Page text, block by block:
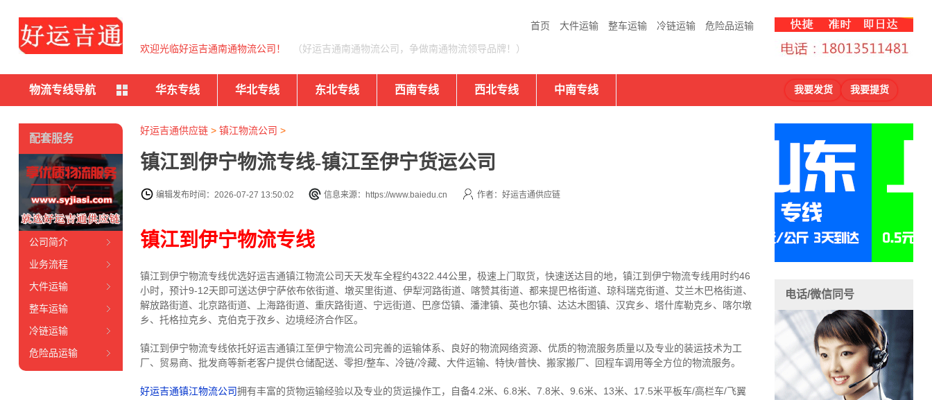
首页 大件运输 整车运输 冷链运输 危险品运输
欢迎光临好运吉通南通物流公司！ （好运吉通南通物流公司，争做南通物流领导品牌！）
物流专线导航 华东专线 华北专线 东北专线 西南专线 西北专线 中南专线 我要发货 我要提货
好运吉通供应链> 镇江物流公司 >
镇江到伊宁物流专线-镇江至伊宁货运公司
编辑发布时间：2026-07-27 13:50:02 信息来源：https://www.baiedu.cn 作者：好运吉通供应链
镇江到伊宁物流专线
镇江到伊宁物流专线优选好运吉通镇江物流公司天天发车全程约4322.44公里， 极速上门取货，快速送达目的地，镇江到伊宁物流专线用时约46
小时，预计9-12天即可送达伊宁萨依布依街道、墩买里街道、伊犁河路街道、喀赞其街道、都来提巴格街道、琼科瑞克街道、艾兰木巴格街道、
解放路街道、北京路街道、上海路街道、重庆路街道、宁远街道、巴彦岱镇、潘津镇、英也尔镇、达达木图镇、汉宾乡、塔什库勒克乡、喀尔墩
乡、托格拉克乡、克伯克于孜乡、边境经济合作区。
镇江到伊宁物流专线依托好运吉通镇江至伊宁物流公司完善的运输体系、良好的物流网络资源、优质的物流服务质量以及专业的装运技术为工
厂、贸易商、批发商等新老客户提供仓储配送、零担/整车、冷链/冷藏、大件运输、特快/普快、搬家搬厂、回程车调用等全方位的物流服务。
好运吉通镇江物流公司拥有丰富的货物运输经验以及专业的货运操作工，自备4.2米、6.8米、7.8米、9.6米、13米、17.5米平板车/高栏车/飞翼
配套服务
公司简介
业务流程
大件运输
整车运输
冷链运输
危险品运输
电话/微信同号